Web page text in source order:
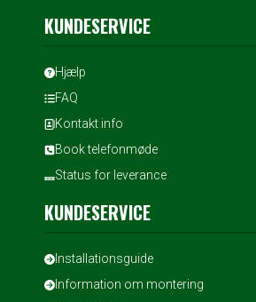
KUNDESERVICE
Hjælp
FAQ
Kontakt info
Book telefonmøde
Status for leverance
KUNDESERVICE
Installationsguide
Information om montering